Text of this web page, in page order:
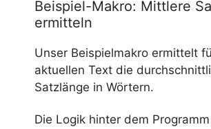
Beispiel-Makro: Mittlere
ermitteln
Unser Beispielmakro ermittelt
aktuellen Text die
Satzlänge in Wörtern.
Die Logik hinter dem